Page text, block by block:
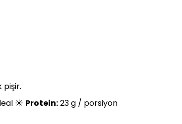
pişir.
☀️ Protein:23 g / porsiyon